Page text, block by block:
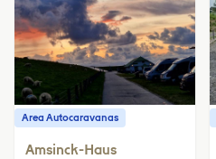
Area Autocaravanas
Amsinck-Haus